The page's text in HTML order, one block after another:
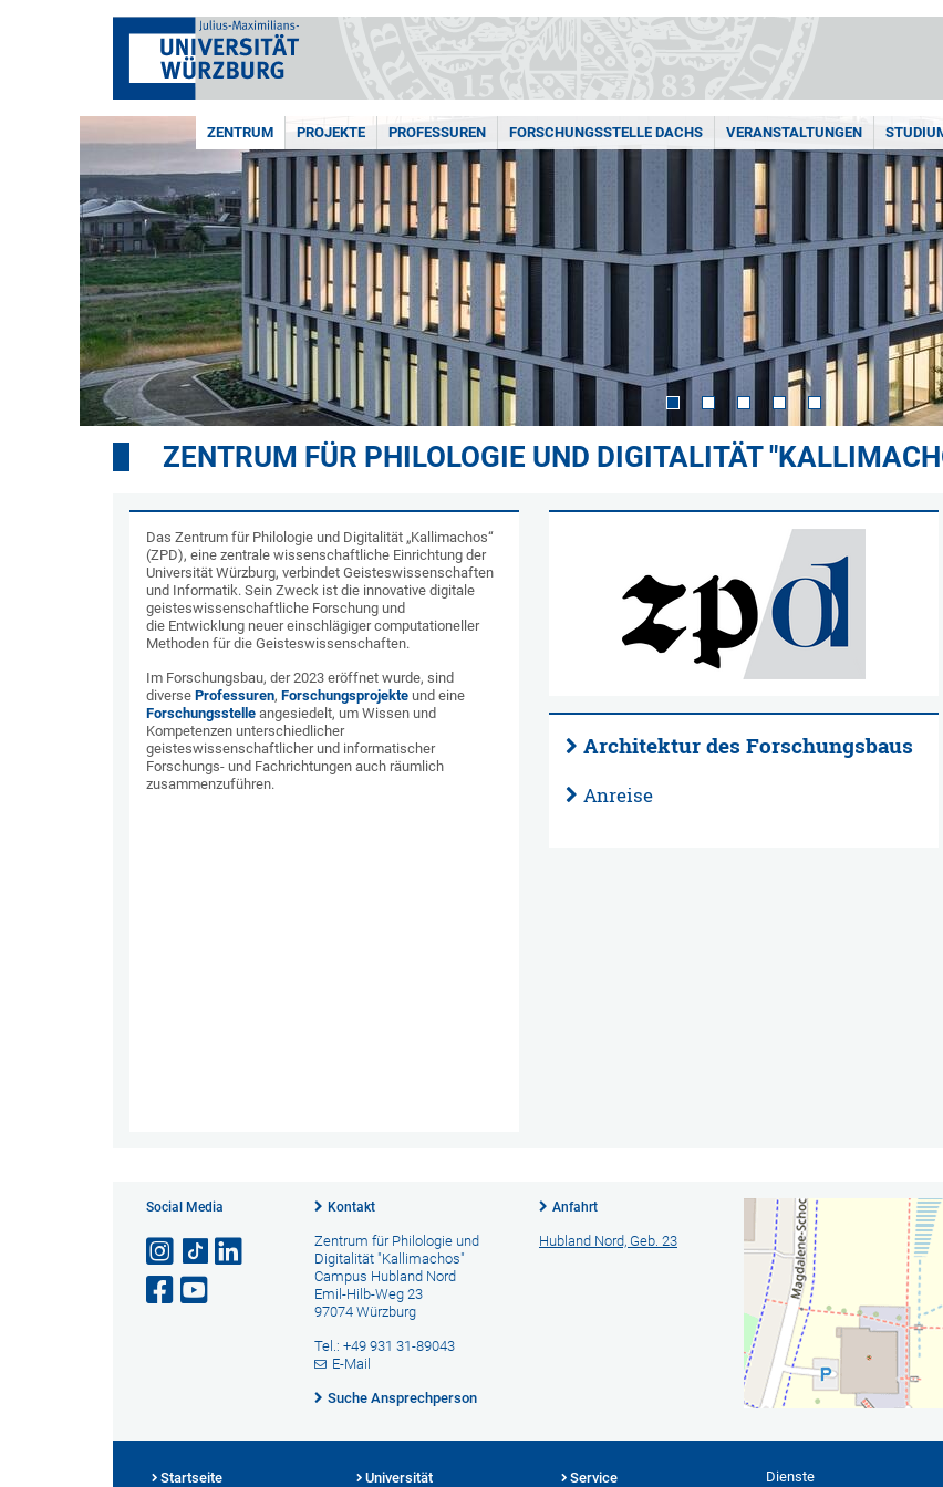
ZENTRUM PROJEKTE PROFESSUREN FORSCHUNGSSTELLE DACHS VERANSTALTUNGEN
ZENTRUM FÜR PHILOLOGIE UND DIGITALITÄT
Das Zentrum für Philologie und Digitalität „Kallimachos“
(ZPD), eine zentrale wissenschaftliche Einrichtung der
Universität Würzburg, verbindet Geisteswissenschaften
und Informatik. Sein Zweck ist die innovative digitale
geisteswissenschaftliche Forschung und
die Entwicklung neuer einschlägiger computationeller
Methoden für die Geisteswissenschaften.
Im Forschungsbau, der 2023 eröffnet wurde, sind
diverse Professuren, Forschungsprojekte und eine
Forschungsstelle angesiedelt, um Wissen und
Kompetenzen unterschiedlicher
geisteswissenschaftlicher und informatischer
Forschungs- und Fachrichtungen auch räumlich
zusammenzuführen.
Architektur des Forschungsbaus
Anreise
Social Media Kontakt
Zentrum für Philologie und
Digitalität "Kallimachos"
Campus Hubland Nord
Emil-Hilb-Weg 23
97074 Würzburg
Tel.: +49 931 31-89043
E-Mail
Suche Ansprechperson
Anfahrt
Hubland Nord, Geb. 23
Startseite Universität Service Dienste